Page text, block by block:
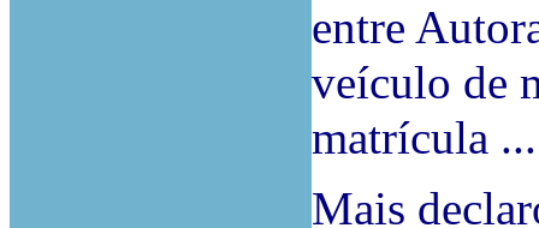
entre
veículo de
matrícula ...
Mais